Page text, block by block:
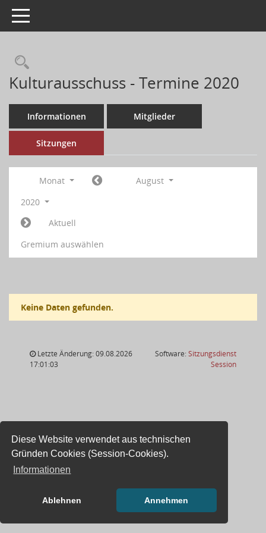
Diese Website verwendet aus technischen
Gründen Cookies (Session-Cookies).
Informationen
Ablehnen Annehmen
Toggle navigation
Kulturausschuss - Termine 2020
Informationen Mitglieder
Sitzungen
Monat
August
2020
Aktuell
Gremium auswählen
Keine Daten gefunden.
Letzte Änderung: 09.08.2026
17:01:03
Software:Sitzungsdienst
Session(Wird in